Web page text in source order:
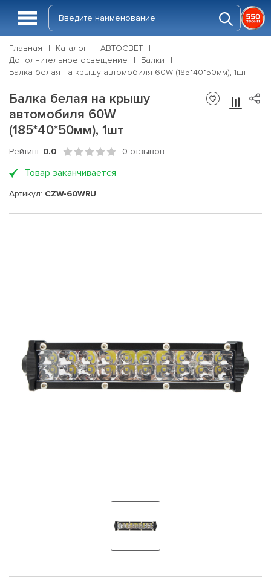
Главная Каталог
АВТОСВЕТ
Дополнительное освещение
Балки
Балка белая на крышу автомобиля 60W (185*40*50мм), 1шт
Балка белая на крышу
автомобиля 60W
(185*40*50мм), 1шт
Рейтинг 0.0 0 отзывов
Товар заканчивается
Артикул: CZW-60WRU